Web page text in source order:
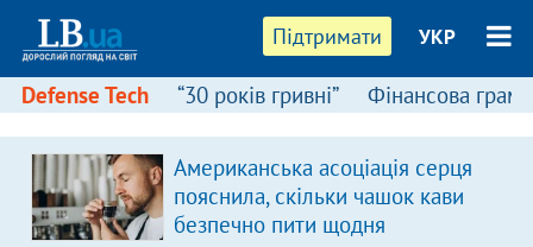
Підтримати УКР
Defense Tech “30 років гривні” Фінансова
Американська асоціація серця
пояснила, скільки чашок кави
безпечно пити щодня